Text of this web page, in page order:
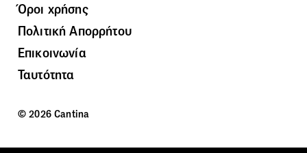
Όροι χρήσης
Πολιτική Απορρήτου
Επικοινωνία
Ταυτότητα
© 2026 Cantina